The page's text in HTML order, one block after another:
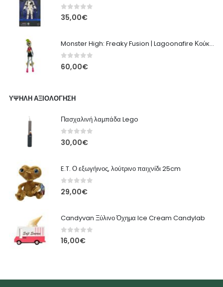
0out of 5
35,00€
Monster High: Freaky Fusion | Lagoonafire Κούκλα Mattel 2013 - 28εκ
0 out of 5
60,00€
ΥΨΗΛΉ ΑΞΙΟΛΌΓΗΣΗ
Πασχαλινή λαμπάδα Lego
0 out of 5
30,00€
E.T. Ο εξωγήινος, λούτρινο παιχνίδι 25cm
0out of 5
29,00€
Candyvan Ξύλινο Όχημα Ice Cream Candylab
0out of 5
16,00€